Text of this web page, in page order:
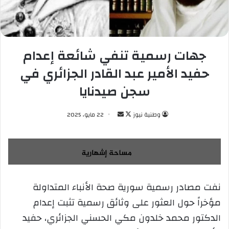
جهات رسمية تنفي شائعة إعدام
حفيد الأمير عبد القادر الجزائري في
سجن صيدنايا
وطنية نيوز
ت
ب
ع
ع
ى
X
س
ل
ب
د
إ
22 مايو، 2025
نفت مصادر رسمية سورية صحة الأنباء المتداولة
مؤخراً حول العثور على وثائق رسمية تثبت إعدام
الدكتور محمد خلدون مكي الحسني الجزائري، حفيد